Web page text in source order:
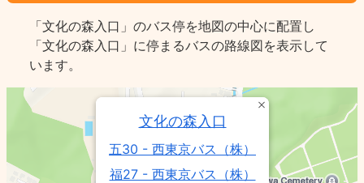
「文化の森入口」のバス停を地図の中心に配置し
「文化の森入口」に停まるバスの路線図を表示して
います。
文化の森入口
五30 - 西東京バス（株）
福27 - 西東京バス（株）